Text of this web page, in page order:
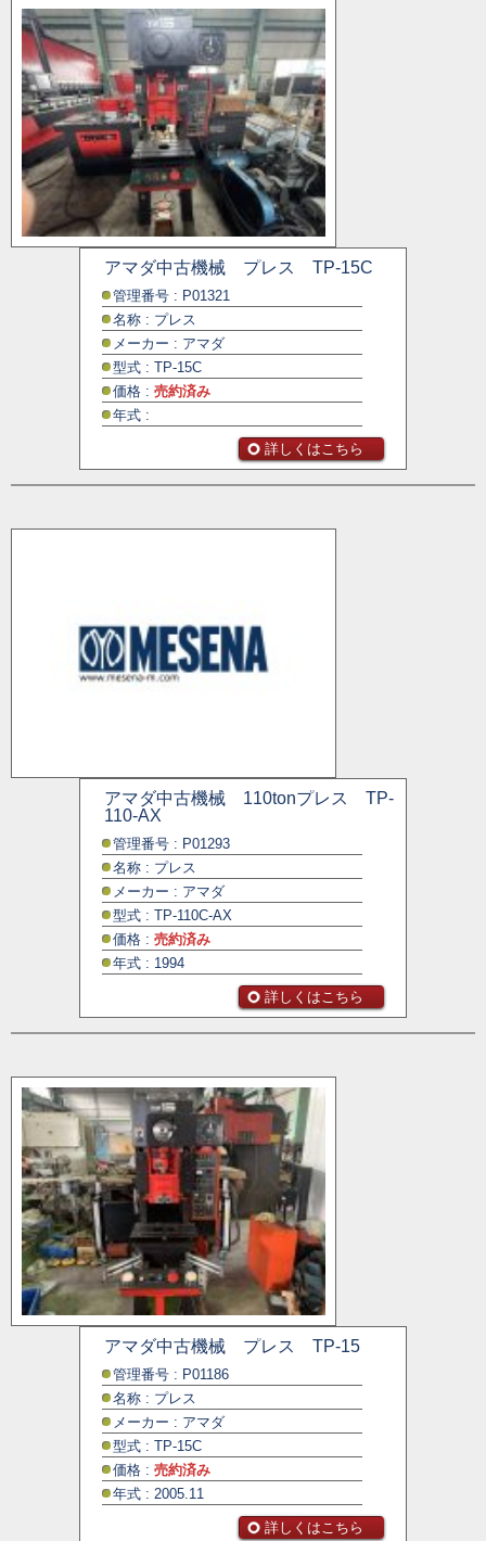
アマダ中古機械 プレス TP-15C
管理番号 : P01321
名称 : プレス
メーカー : アマダ
型式 : TP-15C
価格 : 売約済み
年式 :
詳しくはこちら
アマダ中古機械 110tonプレス TP-
110-AX
管理番号 : P01293
名称 : プレス
メーカー : アマダ
型式 : TP-110C-AX
価格 : 売約済み
年式 : 1994
詳しくはこちら
アマダ中古機械 プレス TP-15
管理番号 : P01186
名称 : プレス
メーカー : アマダ
型式 : TP-15C
価格 : 売約済み
年式 : 2005.11
詳しくはこちら